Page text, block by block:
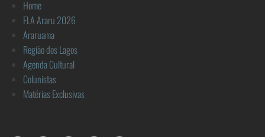
Home
FLA Araru 2026
Araruama
Região dos Lagos
Agenda Cultural
Colunistas
Matérias Exclusivas